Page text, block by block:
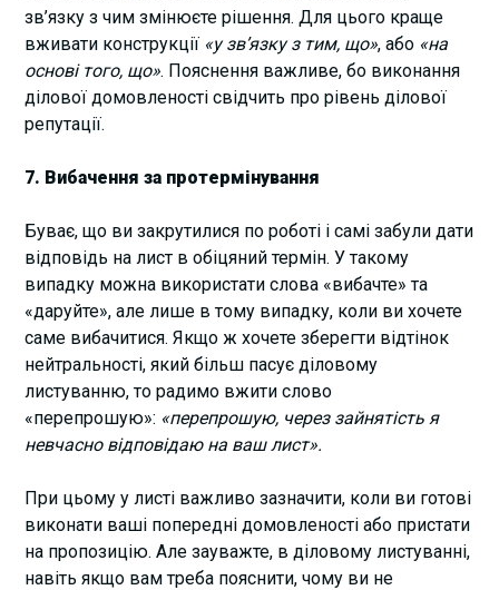
зв’язку з чим змінюєте рішення. Для цього краще
вживати конструкції «у зв’язку з тим, що», або «на
основі того, що». Пояснення важливе, бо виконання
ділової домовленості свідчить про рівень ділової
репутації.
7. Вибачення за протермінування
Буває, що ви закрутилися по роботі і самі забули дати
відповідь на лист в обіцяний термін. У такому
випадку можна використати слова «вибачте» та
«даруйте», але лише в тому випадку, коли ви хочете
саме вибачитися. Якщо ж хочете зберегти відтінок
нейтральності, який більш пасує діловому
листуванню, то радимо вжити слово
«перепрошую»: «перепрошую, через зайнятість я
невчасно відповідаю на ваш лист».
При цьому у листі важливо зазначити, коли ви готові
виконати ваші попередні домовленості або пристати
на пропозицію. Але зауважте, в діловому листуванні,
навіть якщо вам треба пояснити, чому ви не